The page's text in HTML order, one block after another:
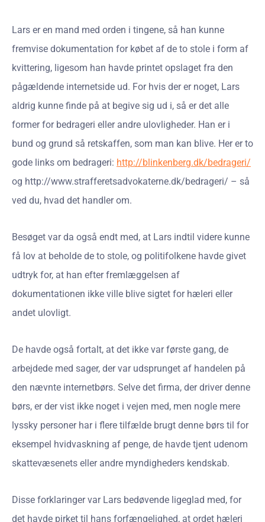
Lars er en mand med orden i tingene, så han kunne
fremvise dokumentation for købet af de to stole i form af
kvittering, ligesom han havde printet opslaget fra den
pågældende internetside ud. For hvis der er noget, Lars
aldrig kunne finde på at begive sig ud i, så er det alle
former for bedrageri eller andre ulovligheder. Han er i
bund og grund så retskaffen, som man kan blive. Her er to
gode links om bedrageri: http://blinkenberg.dk/bedrageri/
og http://www.strafferetsadvokaterne.dk/bedrageri/ – så
ved du, hvad det handler om.
Besøget var da også endt med, at Lars indtil videre kunne
få lov at beholde de to stole, og politifolkene havde givet
udtryk for, at han efter fremlæggelsen af
dokumentationen ikke ville blive sigtet for hæleri eller
andet ulovligt.
De havde også fortalt, at det ikke var første gang, de
arbejdede med sager, der var udsprunget af handelen på
den nævnte internetbørs. Selve det firma, der driver denne
børs, er der vist ikke noget i vejen med, men nogle mere
lyssky personer har i flere tilfælde brugt denne børs til for
eksempel hvidvaskning af penge, de havde tjent udenom
skattevæsenets eller andre myndigheders kendskab.
Disse forklaringer var Lars bedøvende ligeglad med, for
det havde pirket til hans forfængelighed, at ordet hæleri